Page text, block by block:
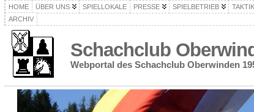
HOME ÜBER UNS SPIELLOKALE PRESSE SPIELBETRIEB
ARCHIV
Schachclub
Webportal des Schachclub Oberwinden